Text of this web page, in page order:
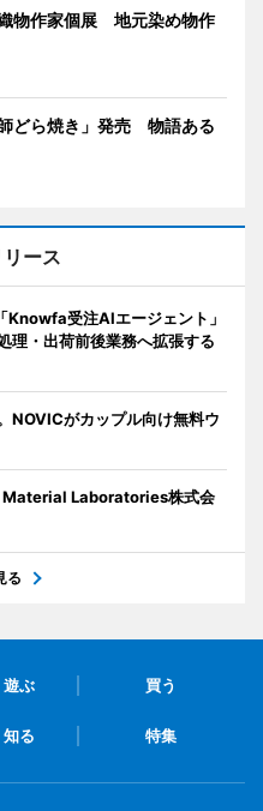
物作家個展 地元染め物作
どら焼き」発売 物語ある
ース
Knowfa受注AIエージェント」
理・出荷前後業務へ拡張する
NOVICがカップル向け無料ウ
Material Laboratories株式会
る
遊ぶ 買う
る 特集